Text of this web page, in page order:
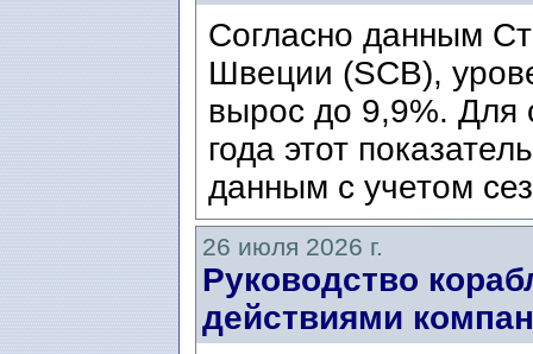
Согласно данным
Швеции (SCB),
вырос до 9,9%. Для
года этот
данным с учетом
26 июля 2026 г.
Руководство
действиями